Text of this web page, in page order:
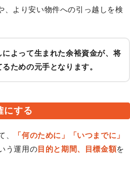
、より安い物件への引っ越しを検
によって生まれた余裕資金が、将
ための元手となります。
にする
、
「何のために」「いつまでに」
う運用の目的と期間、目標金額を